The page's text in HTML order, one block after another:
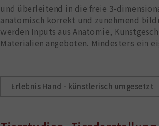
und überleitend in die freie 3-
anatomisch korrekt und zunehmend
werden Inputs aus Anatomie,
Materialien angeboten. Mindestens ein
Erlebnis Hand - künstlerisch umgesetzt